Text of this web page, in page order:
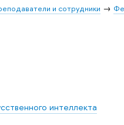
и сотрудники
интеллекта